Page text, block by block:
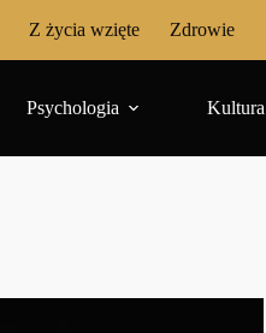
Z życia wzięte Zdrowie
Psychologia Kultura